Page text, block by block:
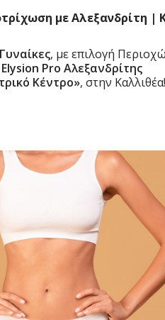
με Αλεξανδρίτη |
Γυναίκες, με επιλογή
Elysion Pro Αλεξανδρίτης
Κέντρο», στην Καλλιθέα!